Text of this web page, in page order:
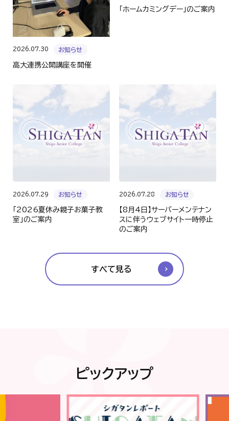
2026.07.30 お知らせ
高大連携公開講座を開催
「ホームカミングデー」のご案内
2026.07.29 お知らせ
「2026夏休み親子お菓子教
室」のご案内
2026.07.28 お知らせ
【8月4日】サーバーメンテナン
スに伴うウェブサイト一時停止
のご案内
すべて見る
ピックアップ